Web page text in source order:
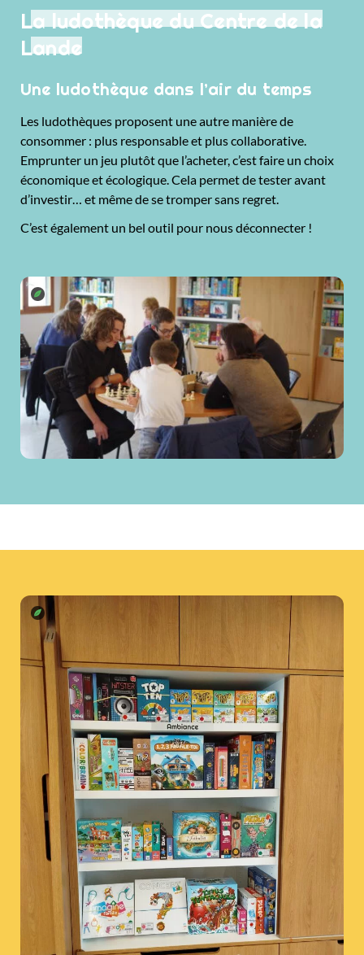
La ludothèque du Centre de la
Lande
Une ludothèque dans l’air du temps
Les ludothèques proposent une autre manière de
consommer : plus responsable et plus collaborative.
Emprunter un jeu plutôt que l’acheter, c’est faire un choix
économique et écologique. Cela permet de tester avant
d’investir… et même de se tromper sans regret.
C’est également un bel outil pour nous déconnecter !